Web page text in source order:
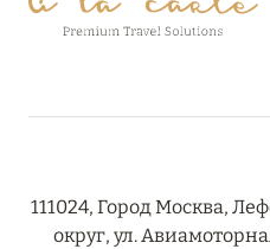
И ULTIMA COURCHEVEL
АКУЛЫ И
111024, Город Москва,
округ, ул.